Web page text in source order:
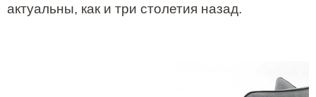
актуальны, как и три столетия назад.